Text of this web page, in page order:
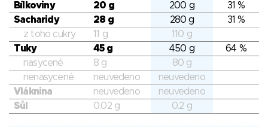
Bílkoviny
20 g 200 g
31 %
Sacharidy
28 g 280 g
31 %
z toho cukry
11 g
110 g
Tuky
45 g 450 g
64 %
nasycené
8 g
80 g
nenasycené
neuvedeno
neuvedeno
Vláknina
neuvedeno
neuvedeno
Sůl
0.02 g 0.2 g